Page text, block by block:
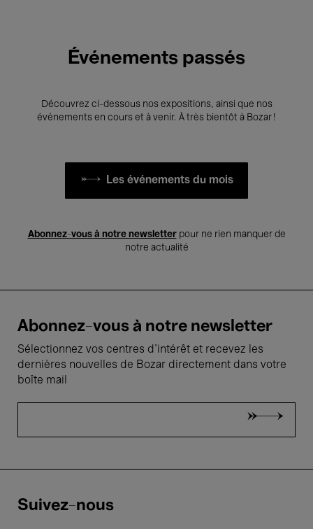
Événements passés
Découvrez ci-dessous nos expositions, ainsi que nos
événements en cours et à venir. À très bientôt à Bozar !
Les événements du mois
Abonnez-vous à notre newsletterpour ne rien manquer de
notre actualité
Abonnez-vous à notre newsletter
Sélectionnez vos centres d'intérêt et recevez les
dernières nouvelles de Bozar directement dans votre
boîte mail
Suivez-nous